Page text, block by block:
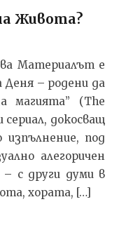
Живота?
Материалът е
– родени да
магията” (The
сериал, докосващ
под
алегоричен
– с други думи в
хората, […]